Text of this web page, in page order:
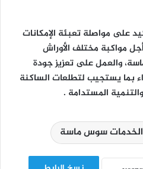
على مواصلة تعبئة الإمكانات
مواكبة مختلف الأوراش
والعمل على تعزيز جودة
بما يستجيب لتطلعات الساكنة
المستدامة .
الخدمات سوس ماسة